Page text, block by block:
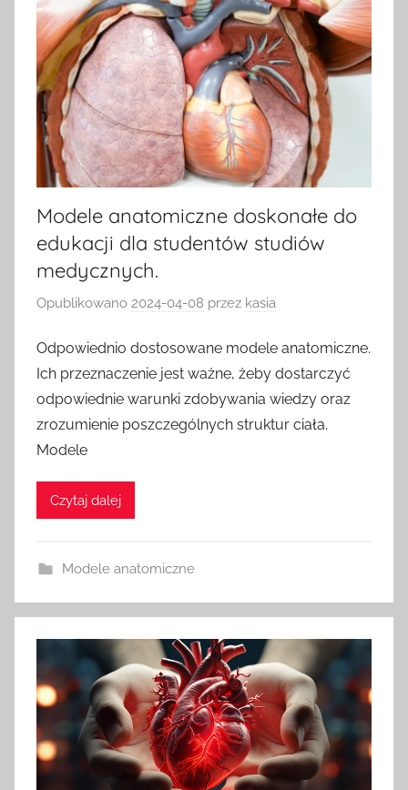
Modele anatomiczne doskonałe do
edukacji dla studentów studiów
medycznych.
Opublikowano 2024-04-08 przez kasia
Odpowiednio dostosowane modele anatomiczne.
Ich przeznaczenie jest ważne, żeby dostarczyć
odpowiednie warunki zdobywania wiedzy oraz
zrozumienie poszczególnych struktur ciała.
Modele
Czytaj dalej
Modele anatomiczne